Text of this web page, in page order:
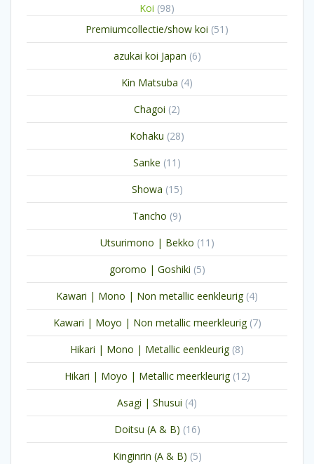
Koi 9898
producten
Premiumcollectie/show koi 51 51
producten
azukai koi Japan 66
producten
Kin Matsuba 44
producten
Chagoi 22
producten
Kohaku 2828
producten
Sanke 11 11
producten
Showa 1515
producten
Tancho 99
producten
Utsurimono | Bekko 11 11
producten
goromo | Goshiki 55
producten
Kawari | Mono | Non metallic eenkleurig 44
producten
Kawari | Moyo | Non metallic meerkleurig 77
producten
Hikari | Mono | Metallic eenkleurig 88
producten
Hikari | Moyo | Metallic meerkleurig 1212
producten
Asagi | Shusui 44
producten
Doitsu (A & B) 1616
producten
Kinginrin (A & B) 55